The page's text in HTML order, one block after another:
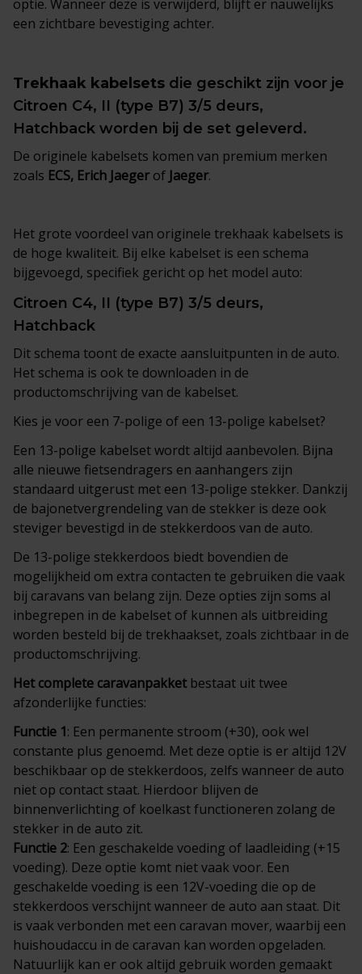
optie. Wanneer deze is verwijderd, blijft er nauwelijks
een zichtbare bevestiging achter.
Trekhaak kabelsets die geschikt zijn voor je
Citroen C4, II (type B7) 3/5 deurs,
Hatchback worden bij de set geleverd.
De originele kabelsets komen van premium merken
zoals ECS, Erich Jaeger of Jaeger.
Het grote voordeel van originele trekhaak kabelsets is
de hoge kwaliteit. Bij elke kabelset is een schema
bijgevoegd, specifiek gericht op het model auto:
Citroen C4, II (type B7) 3/5 deurs,
Hatchback
Dit schema toont de exacte aansluitpunten in de auto.
Het schema is ook te downloaden in de
productomschrijving van de kabelset.
Kies je voor een 7-polige of een 13-polige kabelset?
Een 13-polige kabelset wordt altijd aanbevolen. Bijna
alle nieuwe fietsendragers en aanhangers zijn
standaard uitgerust met een 13-polige stekker. Dankzij
de bajonetvergrendeling van de stekker is deze ook
steviger bevestigd in de stekkerdoos van de auto.
De 13-polige stekkerdoos biedt bovendien de
mogelijkheid om extra contacten te gebruiken die vaak
bij caravans van belang zijn. Deze opties zijn soms al
inbegrepen in de kabelset of kunnen als uitbreiding
worden besteld bij de trekhaakset, zoals zichtbaar in de
productomschrijving.
Het complete caravanpakketbestaat uit twee
afzonderlijke functies:
Functie 1: Een permanente stroom (+30), ook wel
constante plus genoemd. Met deze optie is er altijd 12V
beschikbaar op de stekkerdoos, zelfs wanneer de auto
niet op contact staat. Hierdoor blijven de
binnenverlichting of koelkast functioneren zolang de
stekker in de auto zit.
Functie 2: Een geschakelde voeding of laadleiding (+15
voeding). Deze optie komt niet vaak voor. Een
geschakelde voeding is een 12V-voeding die op de
stekkerdoos verschijnt wanneer de auto aan staat. Dit
is vaak verbonden met een caravan mover, waarbij een
huishoudaccu in de caravan kan worden opgeladen.
Natuurlijk kan er ook altijd gebruik worden gemaakt